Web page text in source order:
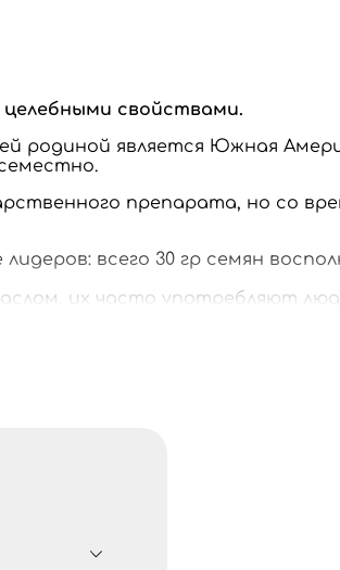
свойствами.
родиной является Южная
препарата, но со
всего 30 гр семян
их часто употребляют